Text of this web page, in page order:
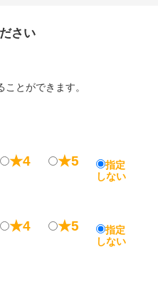
さい
とができます。
★4 ★5
指定
しない
★4 ★5
指定
しない